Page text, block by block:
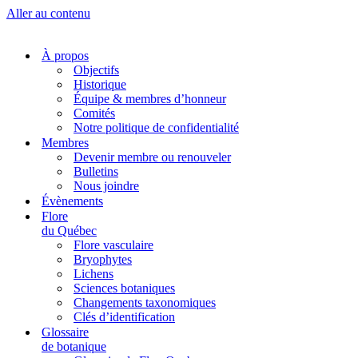
Aller au contenu
À propos
Objectifs
Historique
Équipe & membres d’honneur
Comités
Notre politique de confidentialité
Membres
Devenir membre ou renouveler
Bulletins
Nous joindre
Évènements
Flore
du Québec
Flore vasculaire
Bryophytes
Lichens
Sciences botaniques
Changements taxonomiques
Clés d’identification
Glossaire
de botanique